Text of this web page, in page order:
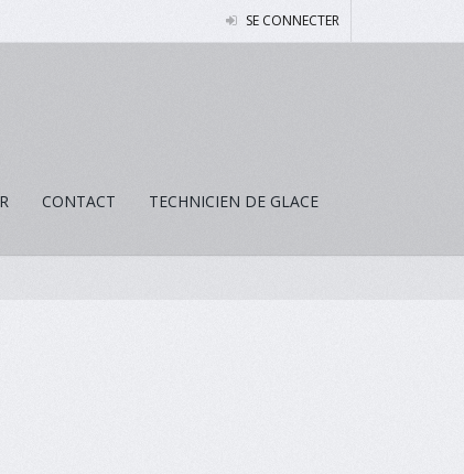
SE CONNECTER
CONTACT TECHNICIEN DE GLACE